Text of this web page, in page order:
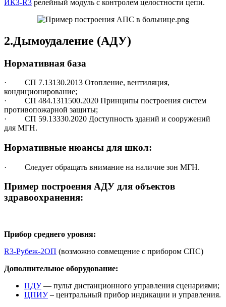
ИКЗ-R3 релейный модуль с контролем целостности цепи.
2.Дымоудаление (АДУ)
Нормативная база
· СП 7.13130.2013 Отопление, вентиляция,
кондиционирование;
· СП 484.1311500.2020 Принципы построения систем
противопожарной защиты;
· СП 59.13330.2020 Доступность зданий и сооружений
для МГН.
Нормативные нюансы для школ:
· Следует обращать внимание на наличие зон МГН.
Пример построения АДУ для объектов
здравоохранения:
Прибор среднего уровня:
R3-Рубеж-2ОП (возможно совмещение с прибором СПС)
Дополнительное оборудование:
ПДУ— пульт дистанционного управления сценариями;
ЦПИУ– центральный прибор индикации и управления.